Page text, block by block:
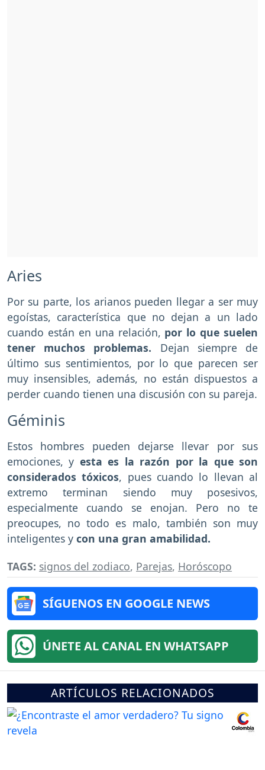
Aries
Por su parte, los arianos pueden llegar a ser muy
egoístas, característica que no dejan a un lado
cuando están en una relación, por lo que suelen
tener muchos problemas. Dejan siempre de
último sus sentimientos, por lo que parecen ser
muy insensibles, además, no están dispuestos a
perder cuando tienen una discusión con su pareja.
Géminis
Estos hombres pueden dejarse llevar por sus
emociones, y esta es la razón por la que son
considerados tóxicos, pues cuando lo llevan al
extremo terminan siendo muy posesivos,
especialmente cuando se enojan. Pero no te
preocupes, no todo es malo, también son muy
inteligentes y con una gran amabilidad.
TAGS: signos del zodiaco, Parejas, Horóscopo
SÍGUENOS EN GOOGLE NEWS
ÚNETE AL CANAL EN WHATSAPP
ARTÍCULOS RELACIONADOS